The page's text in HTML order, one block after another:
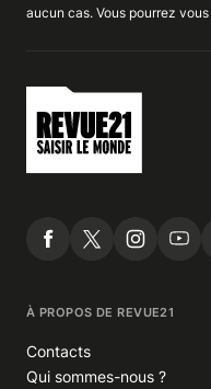
aucun cas. Vous pourrez vous
À PROPOS DE REVUE21
Contacts
Qui sommes-nous ?